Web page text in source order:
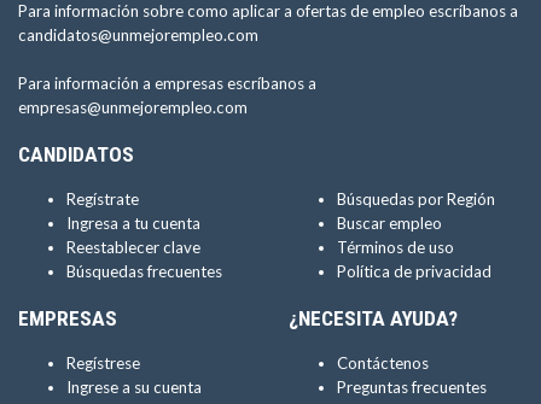
Para información sobre como aplicar a ofertas de empleo escríbanos a
candidatos@unmejorempleo.com
Para información a empresas escríbanos a
empresas@unmejorempleo.com
CANDIDATOS
Regístrate
Ingresa a tu cuenta
Reestablecer clave
Búsquedas frecuentes
Búsquedas por Región
Buscar empleo
Términos de uso
Política de privacidad
EMPRESAS
Regístrese
Ingrese a su cuenta
¿NECESITA AYUDA?
Contáctenos
Preguntas frecuentes